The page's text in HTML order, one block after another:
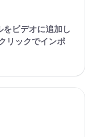
をビデオに追加し
リックでインポ